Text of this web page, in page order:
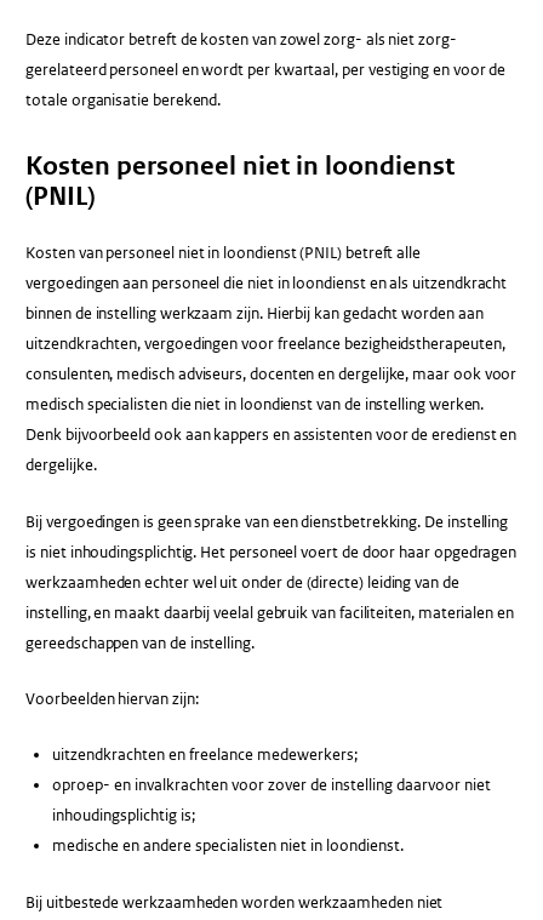
Deze indicator betreft de kosten van zowel zorg- als niet zorg-
gerelateerd personeel en wordt per kwartaal, per vestiging en voor de
totale organisatie berekend.
Kosten personeel niet in loondienst
(PNIL)
Kosten van personeel niet in loondienst (PNIL) betreft alle
vergoedingen aan personeel die niet in loondienst en als uitzendkracht
binnen de instelling werkzaam zijn. Hierbij kan gedacht worden aan
uitzendkrachten, vergoedingen voor freelance bezigheidstherapeuten,
consulenten, medisch adviseurs, docenten en dergelijke, maar ook voor
medisch specialisten die niet in loondienst van de instelling werken.
Denk bijvoorbeeld ook aan kappers en assistenten voor de eredienst en
dergelijke.
Bij vergoedingen is geen sprake van een dienstbetrekking. De instelling
is niet inhoudingsplichtig. Het personeel voert de door haar opgedragen
werkzaamheden echter wel uit onder de (directe) leiding van de
instelling, en maakt daarbij veelal gebruik van faciliteiten, materialen en
gereedschappen van de instelling.
Voorbeelden hiervan zijn:
uitzendkrachten en freelance medewerkers;
oproep- en invalkrachten voor zover de instelling daarvoor niet
inhoudingsplichtig is;
medische en andere specialisten niet in loondienst.
Bij uitbestede werkzaamheden worden werkzaamheden niet